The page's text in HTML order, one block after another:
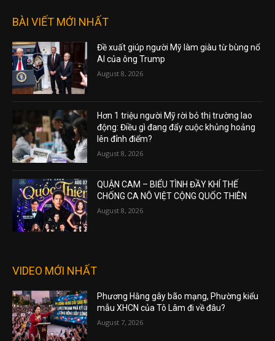
BÀI VIẾT MỚI NHẤT
Đề xuất giúp người Mỹ làm giàu từ bùng nổ
AI của ông Trump
August 8, 2026
Hơn 1 triệu người Mỹ rời bỏ thị trường lao
động: Điều gì đang đẩy cuộc khủng hoảng
lên đỉnh điểm?
August 8, 2026
QUẬN CAM – BIỂU TÌNH ĐẦY KHÍ THẾ
CHỐNG CA NÔ VIỆT CỘNG QUỐC THIÊN
August 8, 2026
VIDEO MỚI NHẤT
Phương Hằng gây bão mạng, Phường kiểu
mẫu XHCN của Tô Lâm đi về đâu?
August 7, 2026